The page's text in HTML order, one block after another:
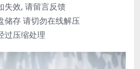
失效, 请留言反馈
储存 请切勿在线解压
过压缩处理